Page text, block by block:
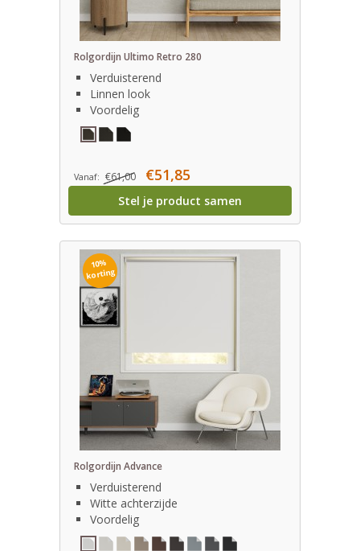
Rolgordijn Ultimo Retro 280
Verduisterend
Linnen look
Voordelig
Vanaf: €61,00 €51,85
Stel je product samen
10%
korting
Rolgordijn Advance
Verduisterend
Witte achterzijde
Voordelig